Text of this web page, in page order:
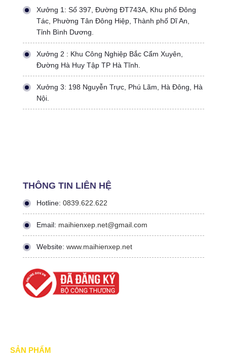
Xưởng 1: Số 397, Đường ĐT743A, Khu phố Đông
Tác, Phường Tân Đông Hiệp, Thành phố Dĩ An,
Tỉnh Bình Dương.
Xưởng 2 : Khu Công Nghiệp Bắc Cẩm Xuyên,
Đường Hà Huy Tập TP Hà Tĩnh.
Xưởng 3: 198 Nguyễn Trực, Phú Lãm, Hà Đông, Hà
Nội.
THÔNG TIN LIÊN HỆ
Hotline: 0839.622.622
Email: maihienxep.net@gmail.com
Website: www.maihienxep.net
SẢN PHẨM